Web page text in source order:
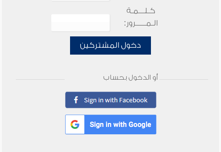
كـلـــمـة
الـمـــــرور:
دخول المشتركين
أو الدخول بحساب